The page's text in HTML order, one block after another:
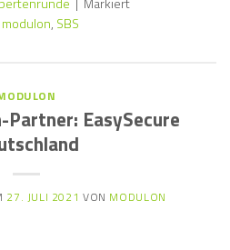
modulon, SBS
EasySecure
27. JULI 2021 VON MODULON